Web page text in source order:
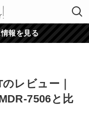
報を見る
レビュー｜
7506と比